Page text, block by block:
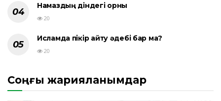
Намаздың діндегі орны
20
Исламда пікір айту әдебі бар ма?
20
Соңғы жарияланымдар